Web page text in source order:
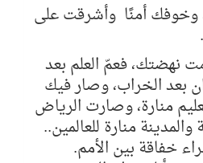
أمنًا وأشرقت على
نهضتك،فعمّ العلم بعد
بعد الخراب، وصار فيك
منارة،وصارت الرياض
منارة للعالمين..
خفاقة بين الأمم.